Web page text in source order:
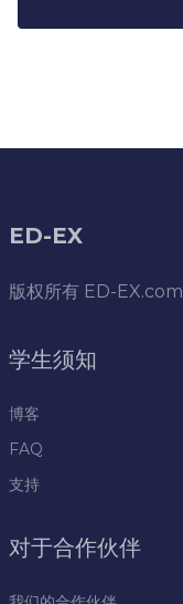
ED-EX
版权所有 ED-EX.com
学生须知
博客
FAQ
支持
对于合作伙伴